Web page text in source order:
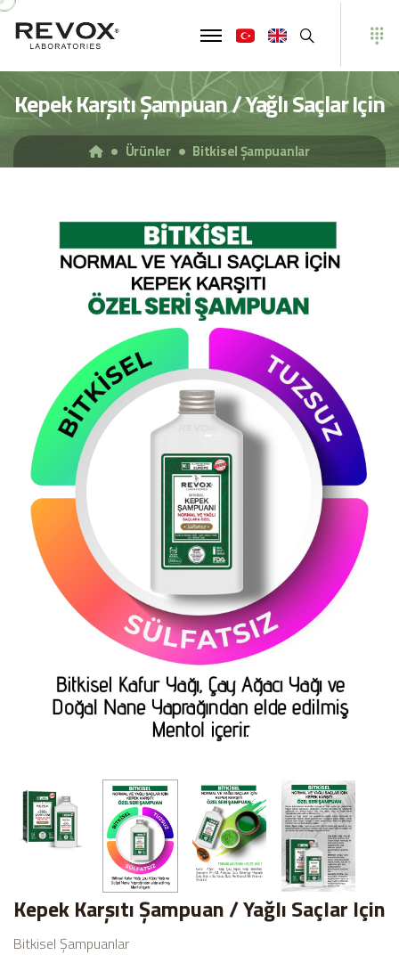
Ara
Kepek Karşıtı Şampuan / Yağlı Saçlar Için
Ürünler Bitkisel Şampuanlar
Kepek Karşıtı Şampuan / Yağlı Saçlar Için
Bitkisel Şampuanlar